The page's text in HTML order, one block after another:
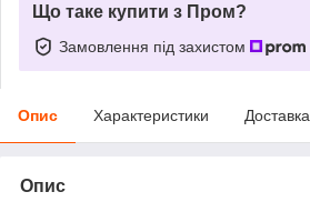
Що таке купити з Пром?
Замовлення під захистом
Опис Характеристики Доставка
Опис